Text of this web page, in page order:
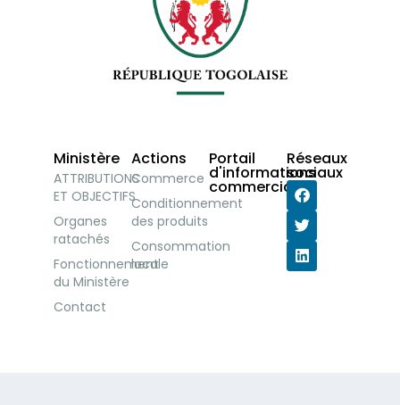
Ministère
ATTRIBUTIONS
ET OBJECTIFS
Organes
ratachés
Fonctionnement
du Ministère
Contact
Actions
Commerce
Conditionnement
des produits
Consommation
locale
Portail
d'informations
commerciales
Réseaux
sociaux